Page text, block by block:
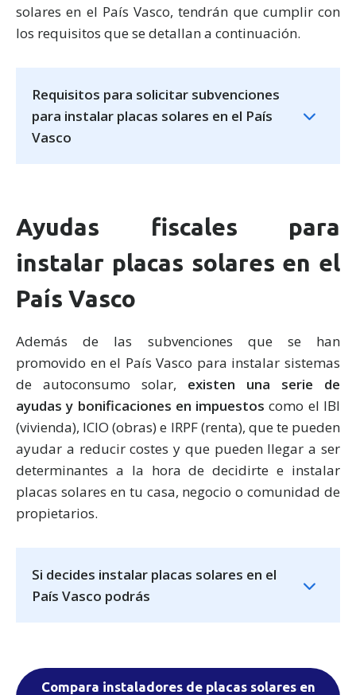
solares en el País Vasco, tendrán que cumplir con
los requisitos que se detallan a continuación.
Requisitos para solicitar subvenciones
para instalar placas solares en el País
Vasco
Ayudas fiscales para
instalar placas solares en el
País Vasco
Además de las subvenciones que se han
promovido en el País Vasco para instalar sistemas
de autoconsumo solar, existen una serie de
ayudas y bonificaciones en impuestos como el IBI
(vivienda), ICIO (obras) e IRPF (renta), que te pueden
ayudar a reducir costes y que pueden llegar a ser
determinantes a la hora de decidirte e instalar
placas solares en tu casa, negocio o comunidad de
propietarios.
Si decides instalar placas solares en el
País Vasco podrás
Compara instaladores de placas solares en